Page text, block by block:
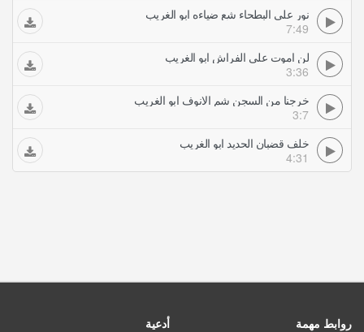
نور على البطحاء شع ضياءه ابو الغريب
7:49
لن اموت على الفراش ابو الغريب
3:36
خرجنا من السجن شم الانوف ابو الغريب
3:7
خلف قضبان الحديد ابو الغريب
4:31
روابط مهمة
أدعية